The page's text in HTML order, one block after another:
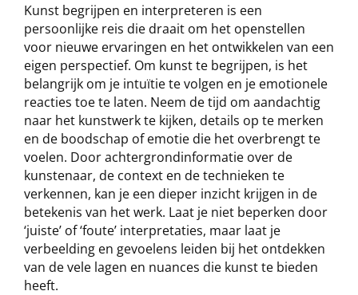
Kunst begrijpen en interpreteren is een
persoonlijke reis die draait om het openstellen
voor nieuwe ervaringen en het ontwikkelen van een
eigen perspectief. Om kunst te begrijpen, is het
belangrijk om je intuïtie te volgen en je emotionele
reacties toe te laten. Neem de tijd om aandachtig
naar het kunstwerk te kijken, details op te merken
en de boodschap of emotie die het overbrengt te
voelen. Door achtergrondinformatie over de
kunstenaar, de context en de technieken te
verkennen, kan je een dieper inzicht krijgen in de
betekenis van het werk. Laat je niet beperken door
‘juiste’ of ‘foute’ interpretaties, maar laat je
verbeelding en gevoelens leiden bij het ontdekken
van de vele lagen en nuances die kunst te bieden
heeft.